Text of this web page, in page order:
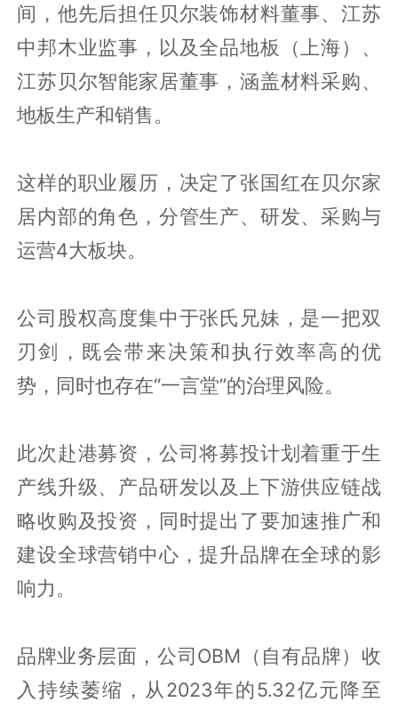
间，他先后担任贝尔装饰材料董事、江苏
中邦木业监事，以及全品地板（上海）、
江苏贝尔智能家居董事，涵盖材料采购、
地板生产和销售。
这样的职业履历，决定了张国红在贝尔家
居内部的角色，分管生产、研发、采购与
运营4大板块。
公司股权高度集中于张氏兄妹，是一把双
刃剑，既会带来决策和执行效率高的优
势，同时也存在“一言堂”的治理风险。
此次赴港募资，公司将募投计划着重于生
产线升级、产品研发以及上下游供应链战
略收购及投资，同时提出了要加速推广和
建设全球营销中心，提升品牌在全球的影
响力。
品牌业务层面，公司OBM（自有品牌）收
入持续萎缩，从2023年的5.32亿元降至